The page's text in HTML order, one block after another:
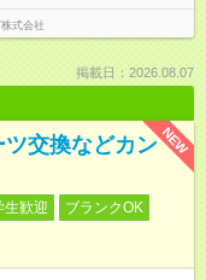
式会社
掲載日：2026.08.07
NEW
交換などカン
生歓迎
ブランクOK